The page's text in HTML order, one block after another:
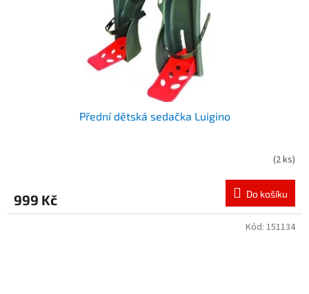
Přední dětská sedačka Luigino
(2 ks)
999 Kč Do košíku
Kód: 151134